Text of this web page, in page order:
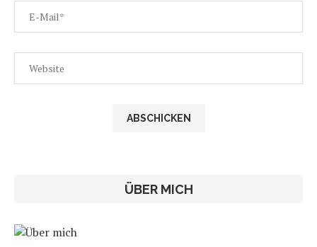
ÜBER MICH